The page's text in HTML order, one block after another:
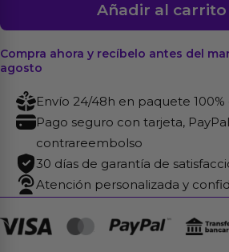
White
Girl
cantidad
Añadir al carrito
Compra ahora y recíbelo antes del
agosto
Envío 24/48h en paquete 100%
Pago seguro con tarjeta,
contrareembolso
30 días de garantía de
Atención personalizada y